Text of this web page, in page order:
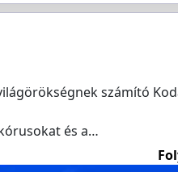
számító
és a…